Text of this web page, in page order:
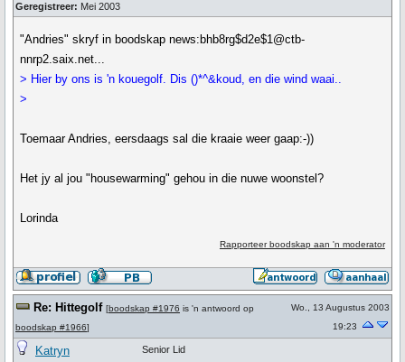
Geregistreer: Mei 2003
"Andries" skryf in boodskap news:bhb8rg$d2e$1@ctb-
nnrp2.saix.net...
> Hier by ons is 'n kouegolf. Dis ()*^&koud, en die wind waai..
>
Toemaar Andries, eersdaags sal die kraaie weer gaap:-))
Het jy al jou "housewarming" gehou in die nuwe woonstel?
Lorinda
Rapporteer boodskap aan 'n moderator
Re: Hittegolf [boodskap #1976 is 'n antwoord op
boodskap #1966]
Wo., 13 Augustus 2003
19:23
Katryn Senior Lid